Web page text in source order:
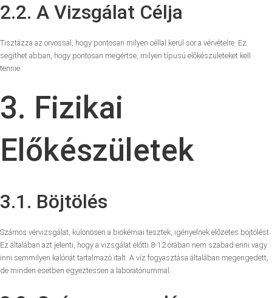
2.2. A Vizsgálat Célja
Tisztázza az orvossal, hogy pontosan milyen céllal kerül sor a vérvételre. Ez
segíthet abban, hogy pontosan megértse, milyen típusú előkészületeket kell
tennie.
3. Fizikai
Előkészületek
3.1. Böjtölés
Számos vérvizsgálat, különösen a biokémiai tesztek, igényelnek előzetes böjtölést.
Ez általában azt jelenti, hogy a vizsgálat előtti 8-12 órában nem szabad enni vagy
inni semmilyen kalóriát tartalmazó italt. A víz fogyasztása általában megengedett,
de minden esetben egyeztessen a laboratóriummal.